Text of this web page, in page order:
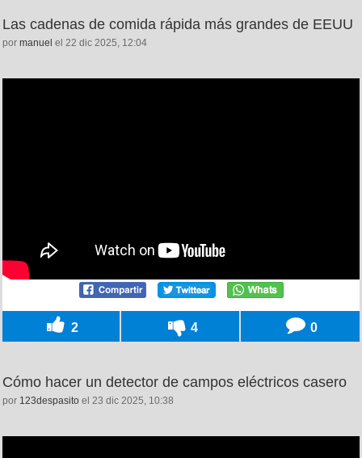
Las cadenas de comida rápida más grandes de EEUU
por manuel el 22 dic 2025, 12:04
2 4 0
Cómo hacer un detector de campos eléctricos casero
por 123despasito el 23 dic 2025, 10:38